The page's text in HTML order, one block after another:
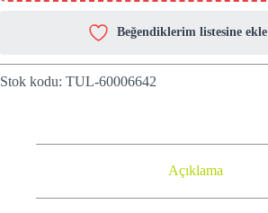
Beğendiklerim listesine ekle
Stok kodu: TUL-60006642
Açıklama